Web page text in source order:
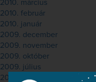
2010. március
2010. február
2010. január
2009. december
2009. november
2009. október
2009. július
2009. június